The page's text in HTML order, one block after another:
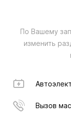
По Вашему
изменить
Вызов